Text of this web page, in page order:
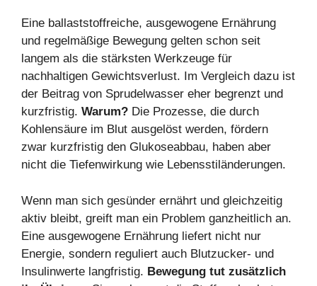
Eine ballaststoffreiche, ausgewogene Ernährung
und regelmäßige Bewegung gelten schon seit
langem als die stärksten Werkzeuge für
nachhaltigen Gewichtsverlust. Im Vergleich dazu ist
der Beitrag von Sprudelwasser eher begrenzt und
kurzfristig. Warum? Die Prozesse, die durch
Kohlensäure im Blut ausgelöst werden, fördern
zwar kurzfristig den Glukoseabbau, haben aber
nicht die Tiefenwirkung wie Lebensstiländerungen.
Wenn man sich gesünder ernährt und gleichzeitig
aktiv bleibt, greift man ein Problem ganzheitlich an.
Eine ausgewogene Ernährung liefert nicht nur
Energie, sondern reguliert auch Blutzucker- und
Insulinwerte langfristig. Bewegung tut zusätzlich